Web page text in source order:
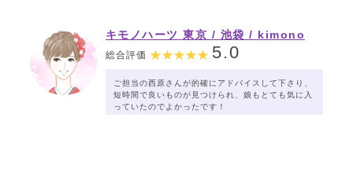
キモノハーツ 東京 / 池袋 / kimono
hearts Tokyo-ikebukuro-
総合評価 5.0
ご担当の西原さんが的確にアドバイスして下さり、
短時間で良いものが見つけられ、娘もとても気に入
っていたのでよかったです！